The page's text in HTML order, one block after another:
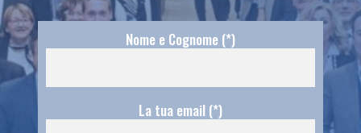
Nome e Cognome (*)
La tua email (*)